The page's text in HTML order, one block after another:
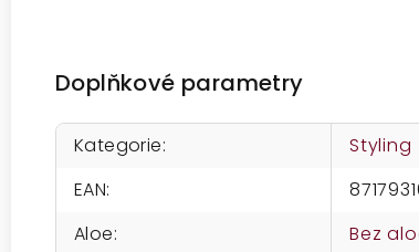
Doplňkové parametry
Kategorie:
Styling
EAN:
Aloe:
Bez